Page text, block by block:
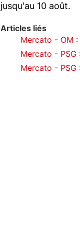
jusqu'au 10 août.
Articles liés
Mercato - OM
Mercato - PSG
Mercato -